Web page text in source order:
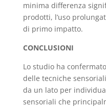
minima differenza
prodotti, l’uso
di primo impatto.
CONCLUSIONI
Lo studio ha
delle tecniche
da un lato per
sensoriali che